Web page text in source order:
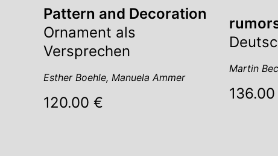
Pattern and Decoration
Ornament als
Versprechen
Esther Boehle, Manuela Ammer
120.00 €
Martin